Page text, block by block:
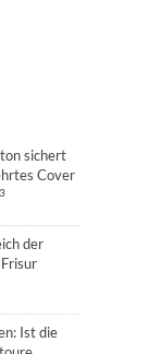
sichert
Cover
der
Ist die